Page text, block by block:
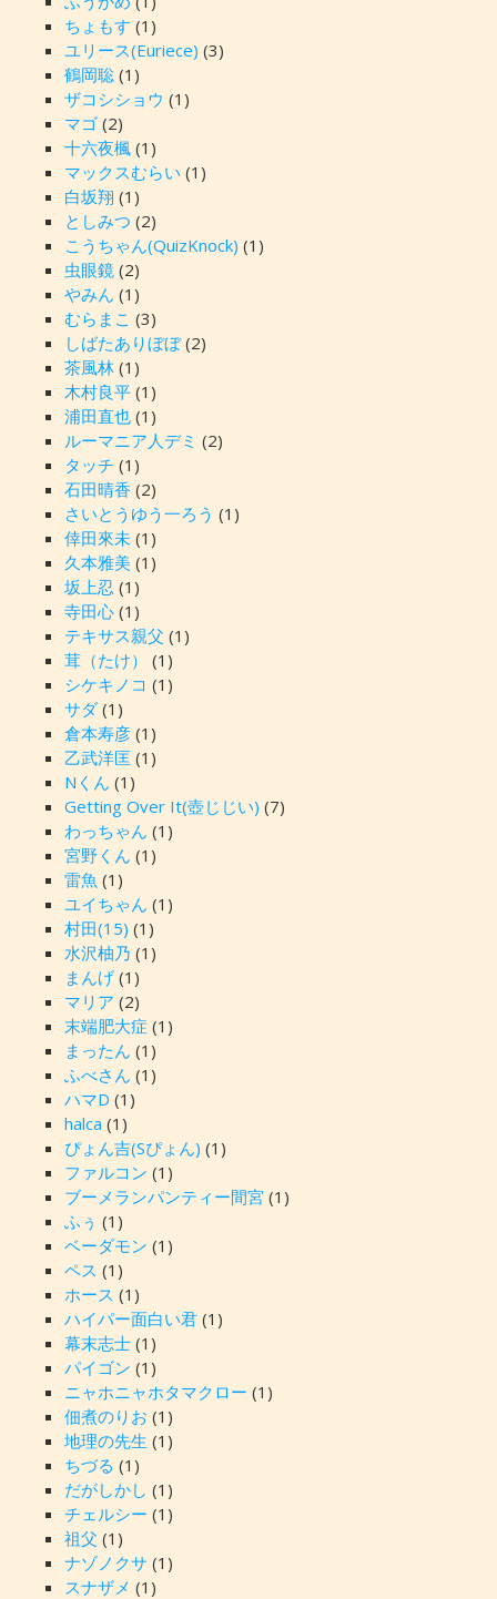
ちょもす (1)
ユリース(Euriece) (3)
鶴岡聡(1)
ザコシショウ (1)
マゴ(2)
十六夜楓(1)
マックスむらい (1)
白坂翔 (1)
としみつ (2)
こうちゃん(QuizKnock) (1)
虫眼鏡(2)
やみん (1)
むらまこ (3)
しばたありぼぼ(2)
茶風林(1)
木村良平(1)
浦田直也(1)
ルーマニア人デミ (2)
タッチ (1)
石田晴香 (2)
さいとうゆう一ろう (1)
倖田來未(1)
久本雅美(1)
坂上忍 (1)
寺田心(1)
テキサス親父 (1)
茸（たけ）
(1)
シケキノコ (1)
サダ(1)
倉本寿彦(1)
乙武洋匡 (1)
Nくん (1)
Getting Over It(壺じじい) (7)
わっちゃん (1)
宮野くん (1)
雷魚 (1)
ユイちゃん (1)
村田(15) (1)
水沢柚乃 (1)
まんげ(1)
マリア (2)
末端肥大症 (1)
まったん (1)
ふべさん (1)
ハマD (1)
halca (1)
ぴょん吉(Sぴょん) (1)
ファルコン (1)
ブーメランパンティー間宮 (1)
ふぅ (1)
ベーダモン (1)
ペス (1)
ホース (1)
ハイパー面白い君(1)
幕末志士(1)
パイゴン (1)
ニャホニャホタマクロー (1)
佃煮のりお (1)
地理の先生 (1)
ちづる (1)
だがしかし (1)
チェルシー (1)
祖父 (1)
ナゾノクサ (1)
スナザメ (1)